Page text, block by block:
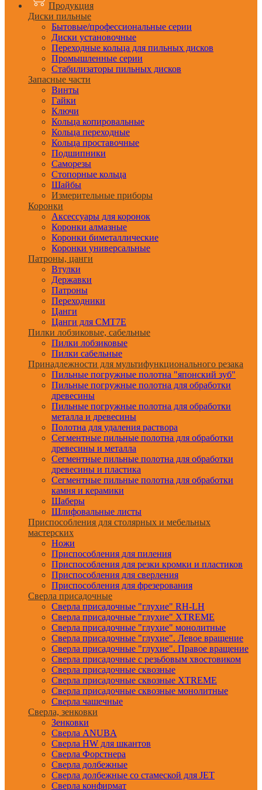
Продукция
Диски пильные
Бытовые/профессиональные серии
Диски установочные
Переходные кольца для пильных дисков
Промышленные серии
Стабилизаторы пильных дисков
Запасные части
Винты
Гайки
Ключи
Кольца копировальные
Кольца переходные
Кольца проставочные
Подшипники
Саморезы
Стопорные кольца
Шайбы
Измерительные приборы
Коронки
Аксессуары для коронок
Коронки алмазные
Коронки биметаллические
Коронки универсальные
Патроны, цанги
Втулки
Державки
Патроны
Переходники
Цанги
Цанги для CMT7E
Пилки лобзиковые, сабельные
Пилки лобзиковые
Пилки сабельные
Принадлежности для мультифункционального резака
Пильные погружные полотна "японский зуб"
Пильные погружные полотна для обработки
древесины
Пильные погружные полотна для обработки
металла и древесины
Полотна для удаления раствора
Сегментные пильные полотна для обработки
древесины и металла
Сегментные пильные полотна для обработки
древесины и пластика
Сегментные пильные полотна для обработки
камня и керамики
Шаберы
Шлифовальные листы
Приспособления для столярных и мебельных
мастерских
Ножи
Приспособления для пиления
Приспособления для резки кромки и пластиков
Приспособления для сверления
Приспособления для фрезерования
Сверла присадочные
Сверла присадочные "глухие" RH-LH
Сверла присадочные "глухие" XTREME
Сверла присадочные "глухие" монолитные
Сверла присадочные "глухие". Левое вращение
Сверла присадочные "глухие". Правое вращение
Сверла присадочные с резьбовым хвостовиком
Сверла присадочные сквозные
Сверла присадочные сквозные XTREME
Сверла присадочные сквозные монолитные
Сверла чашечные
Сверла, зенковки
Зенковки
Сверла ANUBA
Сверла HW для шкантов
Сверла Форстнера
Сверла долбежные
Сверла долбежные со стамеской для JET
Сверла конфирмат